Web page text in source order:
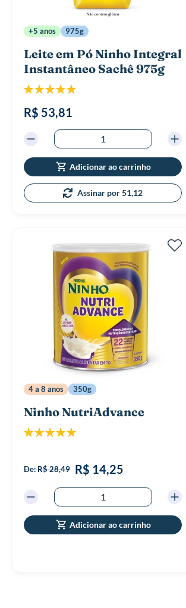
+5 anos 975g
Leite em Pó Ninho Integral
Instantâneo Sachê 975g
Classificação:
R$ 53,81
Adicionar ao carrinho
Assinar por 51,12
4 a 8 anos 350g
Ninho NutriAdvance
Classificação:
De:R$ 28,49 R$ 14,25
Adicionar ao carrinho